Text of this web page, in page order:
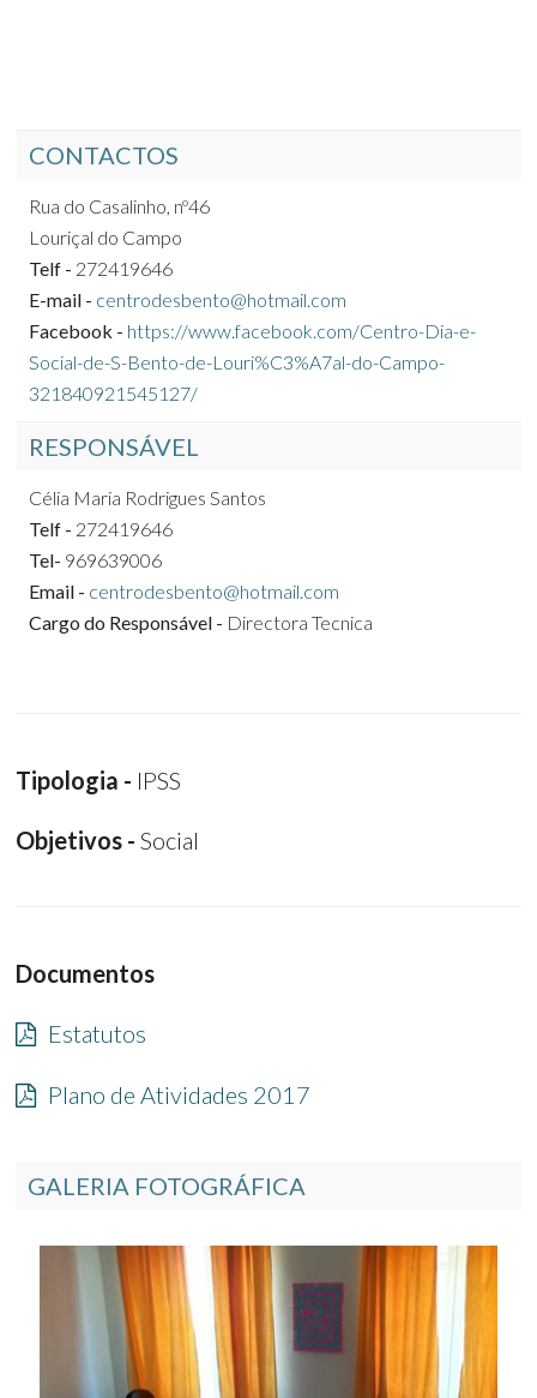
CONTACTOS
Rua do Casalinho, nº46
Louriçal do Campo
Telf - 272419646
E-mail - centrodesbento@hotmail.com
Facebook - https://www.facebook.com/Centro-Dia-e-
Social-de-S-Bento-de-Louri%C3%A7al-do-Campo-
321840921545127/
RESPONSÁVEL
Célia Maria Rodrigues Santos
Telf - 272419646
Tel- 969639006
Email - centrodesbento@hotmail.com
Cargo do Responsável - Directora Tecnica
Tipologia - IPSS
Objetivos -Social
Documentos
Estatutos
Plano de Atividades 2017
GALERIA FOTOGRÁFICA